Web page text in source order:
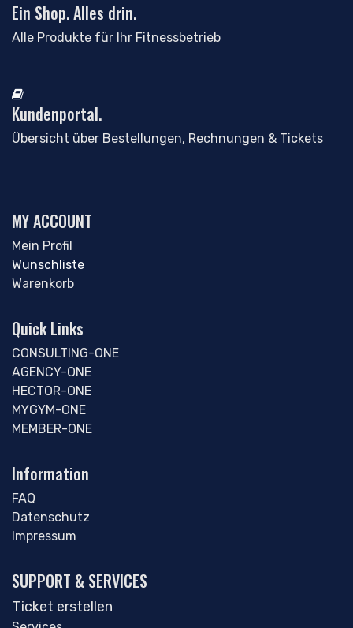
Ein Shop. Alles drin.
Alle Produkte für Ihr Fitnessbetrieb
Kundenportal.
Übersicht über Bestellungen, Rechnungen & Tickets
MY ACCOUNT
Mein Profil
Wunschliste
Warenkorb
Quick Links
CONSULTING-ONE
AGENCY-ONE
HECTOR-ONE
MYGYM-ONE
MEMBER-ONE
Information
FAQ
Datenschutz
Impressum
SUPPORT & SERVICES
Ticket erstellen